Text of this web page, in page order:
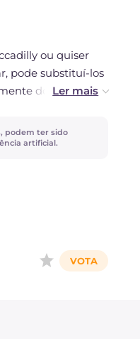
ou quiser
pode substituí-los
doces e
uma polpa firme
de líquido para
podem ter sido
artificial.